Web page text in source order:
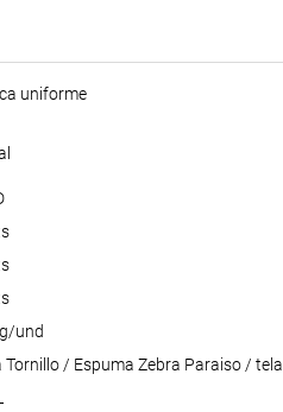
uniforme
und
Tornillo / Espuma Zebra Paraiso / tela